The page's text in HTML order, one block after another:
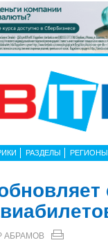
РАЗДЕЛЫ РЕГИОНЫ
АБРАМОВ